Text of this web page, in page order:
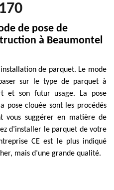
de pose de
à Beaumontel
de parquet. Le mode
sur le type de parquet à
et son futur usage. La pose
pose clouée sont les procédés
vous suggérer en matière de
d’installer le parquet de votre
CE est le plus indiqué
mais d’une grande qualité.